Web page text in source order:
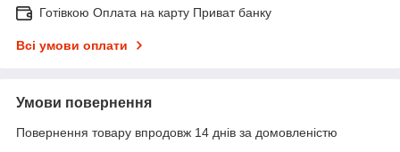
Готівкою Оплата на карту Приват банку
Всі умови оплати
Умови повернення
Повернення товару впродовж 14 днів за домовленістю